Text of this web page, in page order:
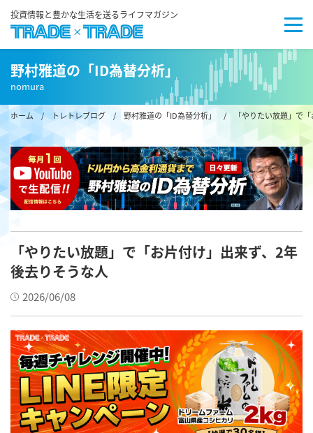
投資情報と豊かな生活を送るライフマガジン
野村雅道の「ID為替分析」
nomura
ホーム/ トレトレブログ / 野村雅道の「ID為替分析」 / 「やりたい放題」で「
「やりたい放題」で「お片付け」出来ず、2年
後去りそうな人
2026/06/08